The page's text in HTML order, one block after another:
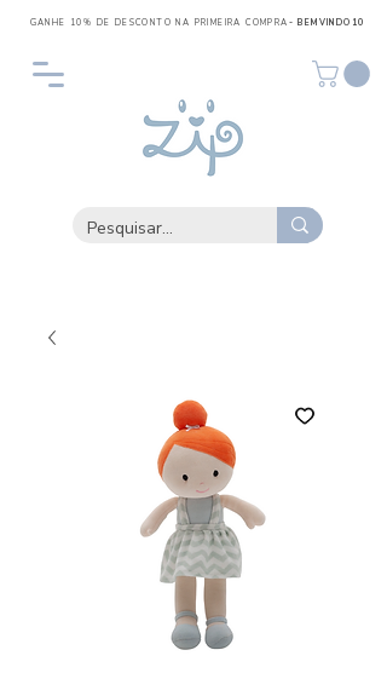
GANHE 10% DE DESCONTO NA PRIMEIRA COMPRA - BEMVINDO10